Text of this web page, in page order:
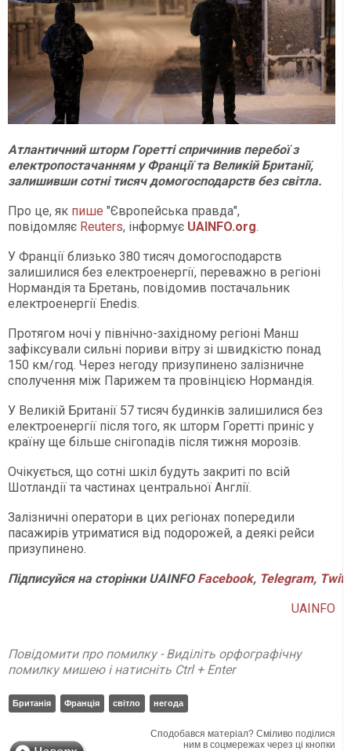
Атлантичний шторм Горетті спричинив перебої з
електропостачанням у Франції та Великій Британії,
залишивши сотні тисяч домогосподарств без світла.
Про це, як пише "Європейська правда",
повідомляє Reuters, інформує UAINFO.org.
У Франції близько 380 тисяч домогосподарств
залишилися без електроенергії, переважно в регіоні
Нормандія та Бретань, повідомив постачальник
електроенергії Enedis.
Протягом ночі у північно-західному регіоні Манш
зафіксували сильні пориви вітру зі швидкістю понад
150 км/год. Через негоду призупинено залізничне
сполучення між Парижем та провінцією Нормандія.
У Великій Британії 57 тисяч будинків залишилися без
електроенергії після того, як шторм Горетті приніс у
країну ще більше снігопадів після тижня морозів.
Очікується, що сотні шкіл будуть закриті по всій
Шотландії та частинах центральної Англії.
Залізничні оператори в цих регіонах попередили
пасажирів утриматися від подорожей, а деякі рейси
призупинено.
ПідписуйсянасторінкиUAINFO Facebook, Telegram,
UAINFO
Повідомити про помилку - Виділіть орфографічну
помилку мишею і натисніть Ctrl + Enter
Британія Франція світло негода
Сподобався матеріал? Сміливо поділися
ним в соцмережах через ці кнопки